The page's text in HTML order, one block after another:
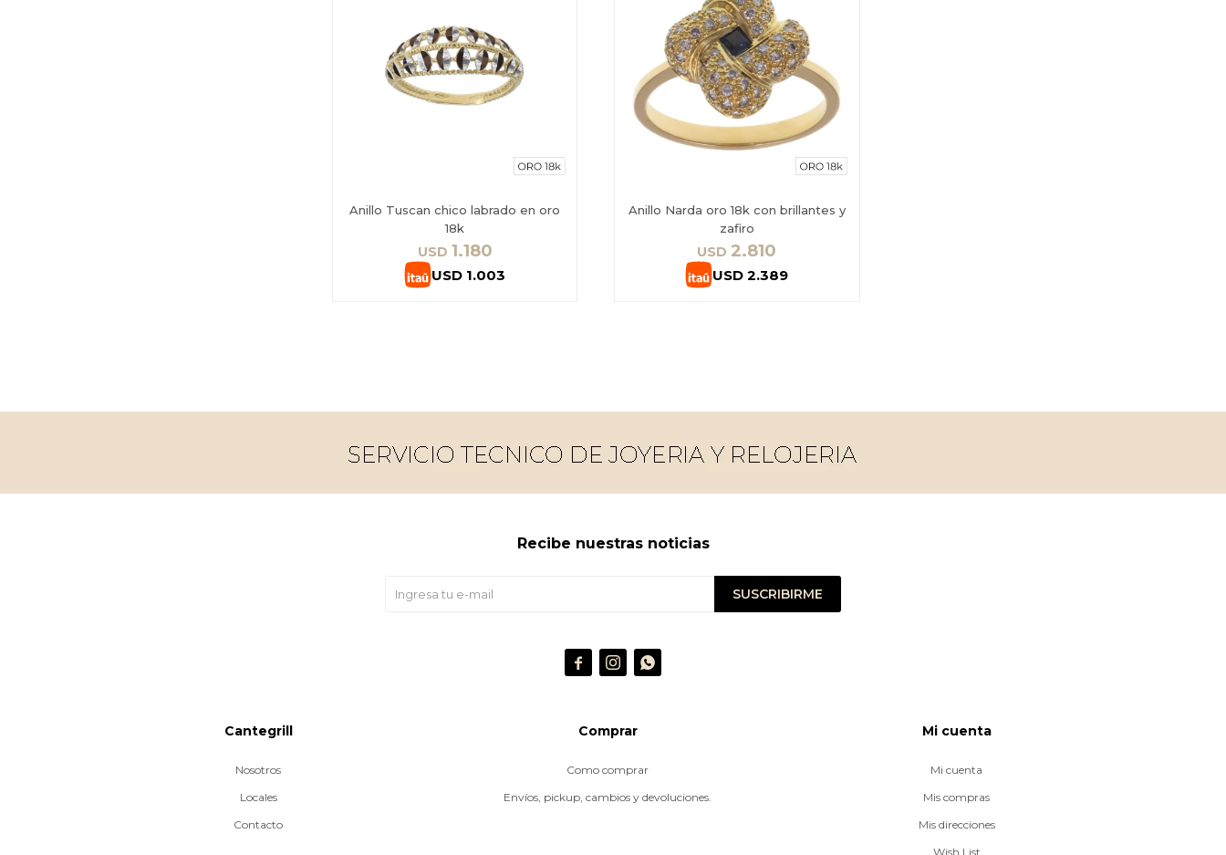
Anillo Tuscan chico labrado en oro
18k
USD 1.180
USD 1.003
Anillo Narda oro 18k con brillantes y
zafiro
USD 2.810
USD 2.389
Cantegrill
Nosotros
Locales
Contacto
Comprar
Como comprar
Envíos, pickup, cambios y devoluciones.
Mi cuenta
Mi cuenta
Mis compras
Mis direcciones
Wish List
Recibe nuestras noticias
SUSCRIBIRME
  